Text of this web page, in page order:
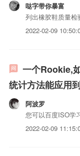
哒字带你暴富
列出橡胶鞋质量检
2022-02-09
一个Rookie,
统计方法能应用
阿波罗
您可以百度ISO学
2022-02-09